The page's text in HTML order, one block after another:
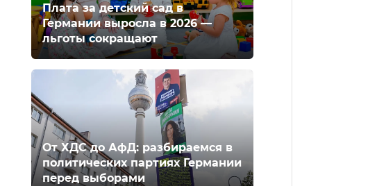
Плата за детский сад в
Германии выросла в 2026 —
льготы сокращают
От ХДС до АфД: разбираемся в
политических партиях Германии
перед выборами